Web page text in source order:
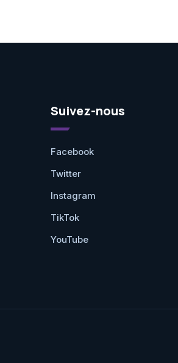
Suivez-nous
Facebook
Twitter
Instagram
TikTok
YouTube